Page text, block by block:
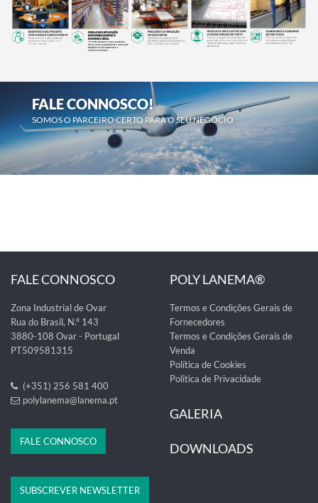
FALE CONNOSCO!
SOMOS O PARCEIRO CERTO PARA O SEU NEGÓCIO
FALE CONNOSCO
Zona Industrial de Ovar
Rua do Brasil, N.º 143
3880-108 Ovar - Portugal
PT509581315
(+351) 256 581 400
polylanema@lanema.pt
FALE CONNOSCO
POLY LANEMA®
Termos e Condições Gerais de
Fornecedores
Termos e Condições Gerais de
Venda
Política de Cookies
Politica de Privacidade
GALERIA
DOWNLOADS
SUBSCREVER NEWSLETTER